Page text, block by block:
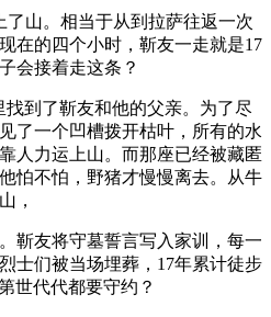
山。相当于从到拉萨往返一次
在的四个小时，靳友一走就是17
会接着走这条？
到了靳友和他的父亲。为了尽
了一个凹槽拨开枯叶，所有的水
人力运上山。而那座已经被藏匿
怕不怕，野猪才慢慢离去。从牛
，
友将守墓誓言写入家训，每一
士们被当场埋葬，17年累计徒步
世代代都要守约？